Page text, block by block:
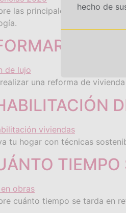
las principales tendencias
PARA
una reforma de
tu hogar con técnicas
TIEMPO
cuánto tiempo se tarda en
hecho de